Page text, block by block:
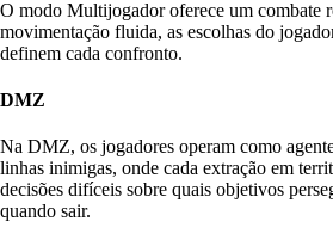
O modo Multijogador oferece um combate
movimentação fluida, as escolhas do
definem cada confronto.
DMZ
Na DMZ, os jogadores operam como
linhas inimigas, onde cada extração em
decisões difíceis sobre quais objetivos
quando sair.